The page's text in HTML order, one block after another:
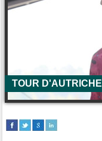
TOUR D'AUTRICHE